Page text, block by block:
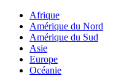
Afrique
Amérique du Nord
Amérique du Sud
Asie
Europe
Océanie